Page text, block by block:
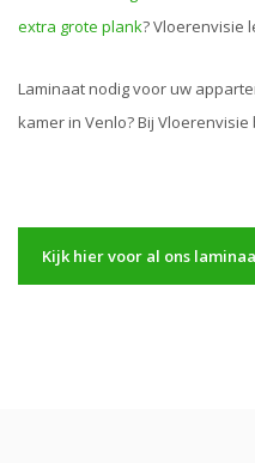
extra grote plank? Vloerenvisie
Laminaat nodig voor uw
kamer in Venlo? Bij
Kijk hier voor al ons